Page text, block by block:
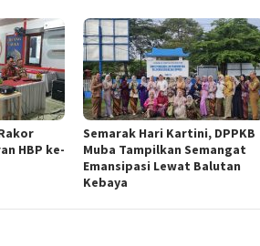
HBP ke-
Semarak Hari Kartini, DPPKB
Muba Tampilkan Semangat
Emansipasi Lewat Balutan
Kebaya